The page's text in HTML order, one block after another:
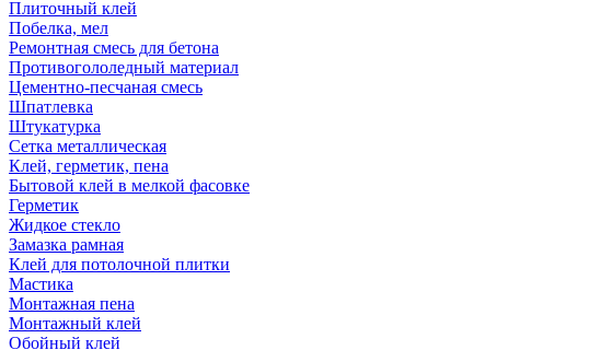
Плиточный клей
Побелка, мел
Ремонтная смесь для бетона
Противогололедный материал
Цементно-песчаная смесь
Шпатлевка
Штукатурка
Сетка металлическая
Клей, герметик, пена
Бытовой клей в мелкой фасовке
Герметик
Жидкое стекло
Замазка рамная
Клей для потолочной плитки
Мастика
Монтажная пена
Монтажный клей
Обойный клей